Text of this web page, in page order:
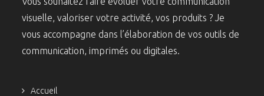
visuelle, valoriser votre activité, vos produits ? Je
vous accompagne dans l’élaboration de vos outils de
communication, imprimés ou digitales.
Accueil